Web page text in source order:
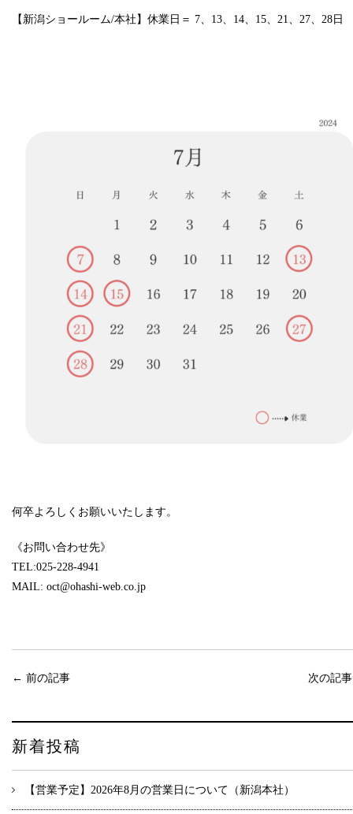
【新潟ショールーム/本社】休業日＝ 7、13、14、15、21、27、28日
何卒よろしくお願いいたします。
《お問い合わせ先》
TEL:025-228-4941
MAIL: oct@ohashi-web.co.jp
← 前の記事 次の記
新着投稿
【営業予定】2026年8月の営業日について（新潟本社）